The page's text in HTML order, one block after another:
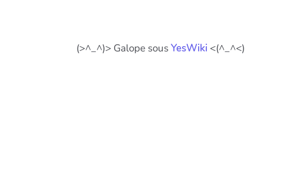
(>^_^)> Galope sousYesWiki <(^_^<)